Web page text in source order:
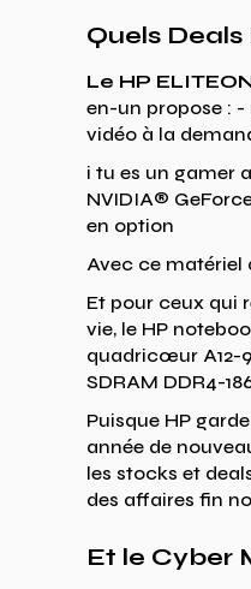
Quels Deals
Le HP
en-un propose :
vidéo à la
i tu es un gamer
NVIDIA®
en option
Avec ce matériel
Et pour ceux qui
vie, le HP
quadricœur A12-
SDRAM DDR4-
Puisque HP
année de
les stocks et
des affaires fin
Et le Cyber